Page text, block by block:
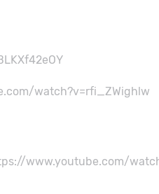
watch?v=rfi_ZWighlw
www.youtube.com/